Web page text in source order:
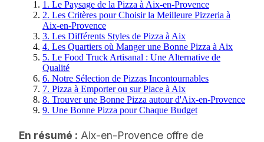
1. Le Paysage de la Pizza à Aix-en-Provence
2. Les Critères pour Choisir la Meilleure Pizzeria à
Aix-en-Provence
3. Les Différents Styles de Pizza à Aix
4. Les Quartiers où Manger une Bonne Pizza à Aix
5. Le Food Truck Artisanal : Une Alternative de
Qualité
6. Notre Sélection de Pizzas Incontournables
7. Pizza à Emporter ou sur Place à Aix
8. Trouver une Bonne Pizza autour d'Aix-en-Provence
9. Une Bonne Pizza pour Chaque Budget
En résumé : Aix-en-Provence offre de